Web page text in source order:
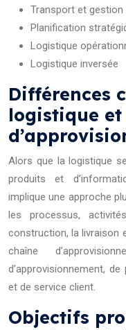
Transport et
Planification
Logistique
Logistique inversée
Différences
logistique
Alors que la logistique
produits et
implique une approche
les processus,
construction, la livraison
chaîne
d’approvisionnement,
et de service client.
Objectifs